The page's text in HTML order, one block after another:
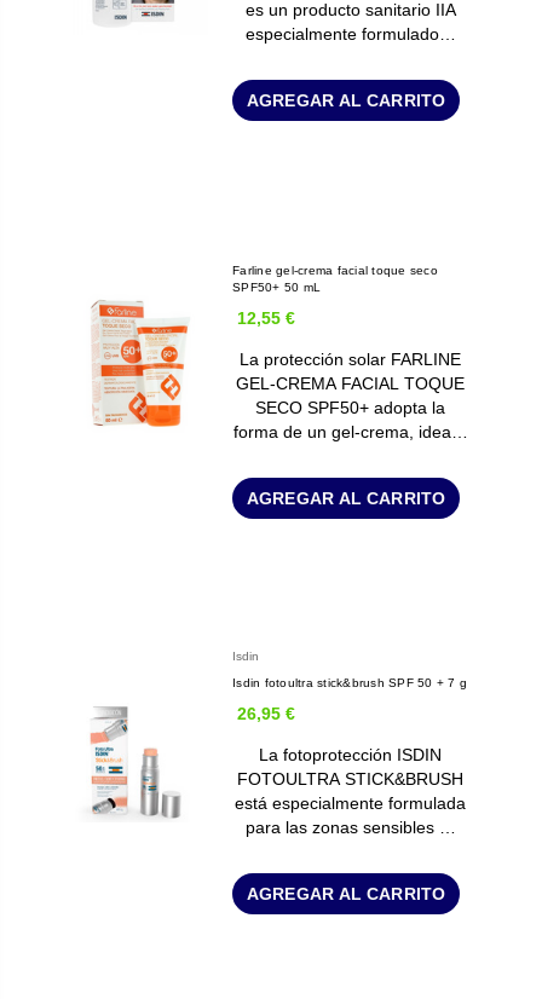
es un producto sanitario IIA
especialmente formulado…
AGREGAR AL CARRITO
Farline gel-crema facial toque seco
SPF50+ 50 mL
12,55 €
La protección solar FARLINE
GEL-CREMA FACIAL TOQUE
SECO SPF50+ adopta la
forma de un gel-crema, idea…
AGREGAR AL CARRITO
Isdin
Isdin fotoultra stick&brush SPF 50 + 7 g
26,95 €
La fotoprotección ISDIN
FOTOULTRA STICK&BRUSH
está especialmente formulada
para las zonas sensibles …
AGREGAR AL CARRITO